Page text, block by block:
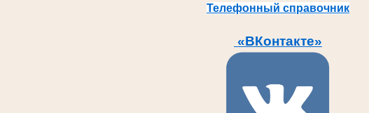
Телефонный справочник
«ВКонтакте»